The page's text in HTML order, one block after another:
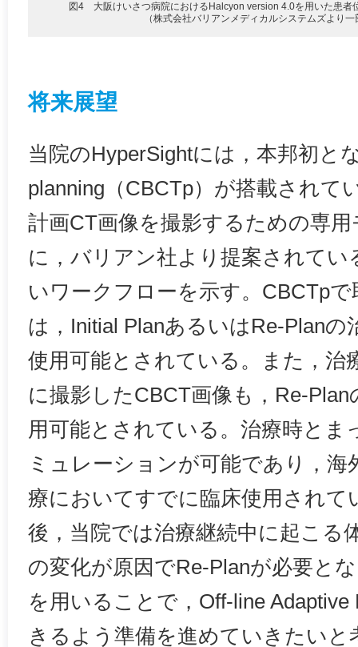
図4 大阪けいさつ病院におけるHalcyon version 4.0を用いた患者
（株式会社バリアンメディカルシステムズより
将来展望
当院のHyperSightには，本邦初と
planning（CBCTp）が搭載されて
計画CT画像を撮影するための専
に，バリアン社より提案されてい
いワークフローを示す。CBCTp
は，Initial PlanあるいはRe-Planの
使用可能とされている。また，治
に撮影したCBCT画像も，Re-
用可能とされている。治療時とま
ミュレーションが可能であり，海
療においてすでに臨床使用されて
後，当院では治療継続中に起こる
の変化が原因でRe-Planが必要と
を用いることで，Off-line
きるよう準備を進めていきたいと